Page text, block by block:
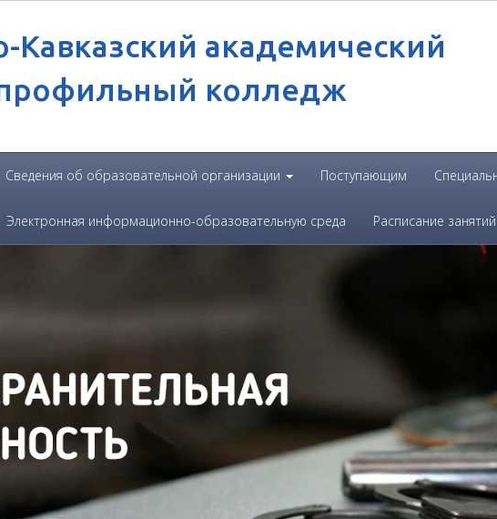
Кавказский академический
колледж
Сведения об образовательной организации Поступающим
Электронная информационно-образовательную среда Расписание занятий